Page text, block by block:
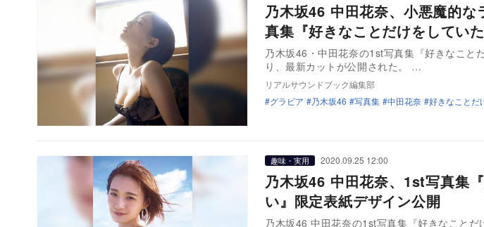
乃木坂46 中田花奈、小悪魔的
真集『好きなことだけをしてい
乃木坂46・中田花奈の1st写真集『好きなこと
り、最新カットが公開された。 …
リアルサウンドブック編集部
グラビア
乃木坂46 写真集 中田花奈 好きなことだ
趣味・実用 2020.09.25 12:00
乃木坂46 中田花奈、1st写真集
い』限定表紙デザイン公開
乃木坂46 中田花奈の1st写真集『好きなこと